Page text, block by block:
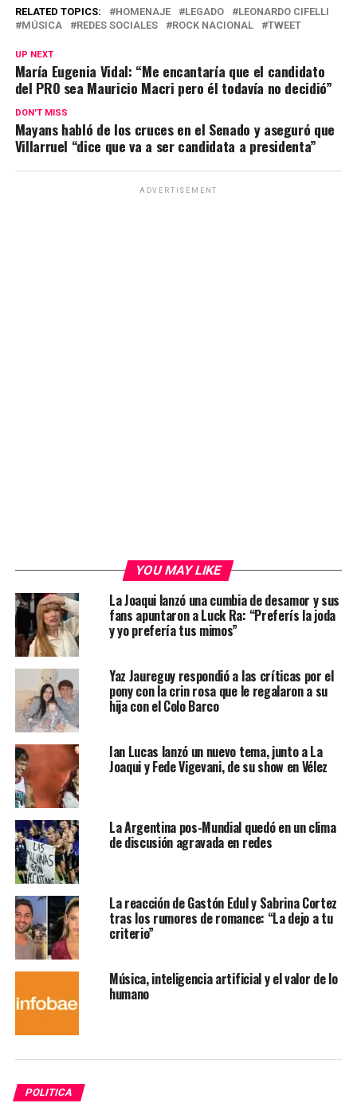
at
A
p
p
ce
o
o
k
e
a
m
ail py
n
k
m
ar
tir
RELATED TOPICS: HOMENAJE LEGADO
LEONARDO CIFELLI
MÚSICA
REDES SOCIALES ROCK NACIONAL TWEET
UP NEXT
María Eugenia Vidal: “Me encantaría que el candidato
del PRO sea Mauricio Macri pero él todavía no decidió”
DON'T MISS
Mayans habló de los cruces en el Senado y aseguró que
Villarruel “dice que va a ser candidata a presidenta”
ADVERTISEMENT
YOU MAY LIKE
La Joaqui lanzó una cumbia de desamor y sus
fans apuntaron a Luck Ra: “Preferís la joda
y yo prefería tus mimos”
Yaz Jaureguy respondió a las críticas por el
pony con la crin rosa que le regalaron a su
hija con el Colo Barco
Ian Lucas lanzó un nuevo tema, junto a La
Joaqui y Fede Vigevani, de su show en Vélez
La Argentina pos-Mundial quedó en un clima
de discusión agravada en redes
La reacción de Gastón Edul y Sabrina Cortez
tras los rumores de romance: “La dejo a tu
criterio”
Música, inteligencia artificial y el valor de lo
humano
POLITICA